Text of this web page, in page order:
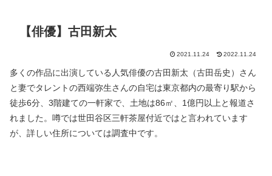
【俳優】古田新太
2021.11.24 2022.11.24
多くの作品に出演している人気俳優の古田新太（古田岳史）さん
と妻でタレントの西端弥生さんの自宅は東京都内の最寄り駅から
徒歩6分、3階建ての一軒家で、土地は86㎡、1億円以上と報道さ
れました。噂では世田谷区三軒茶屋付近ではと言われています
が、詳しい住所については調査中です。